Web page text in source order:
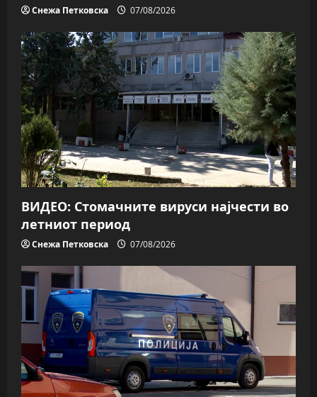
Снежа Петковска 07/08/2026
ВИДЕО: Стомачните вируси најчести во
летниот период
Снежа Петковска 07/08/2026